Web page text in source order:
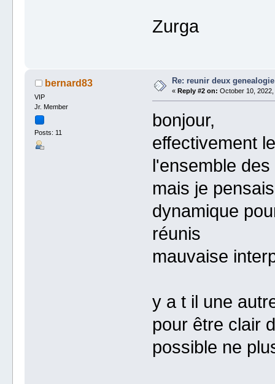
Zurga
bernard83
VIP
Jr. Member
Posts: 11
Re: reunir deux genealogie
« Reply #2 on: October 10,
bonjour,
effectivement
l'ensemble
mais je
dynamique
réunis
mauvaise
y a t il une
pour être clair
possible ne